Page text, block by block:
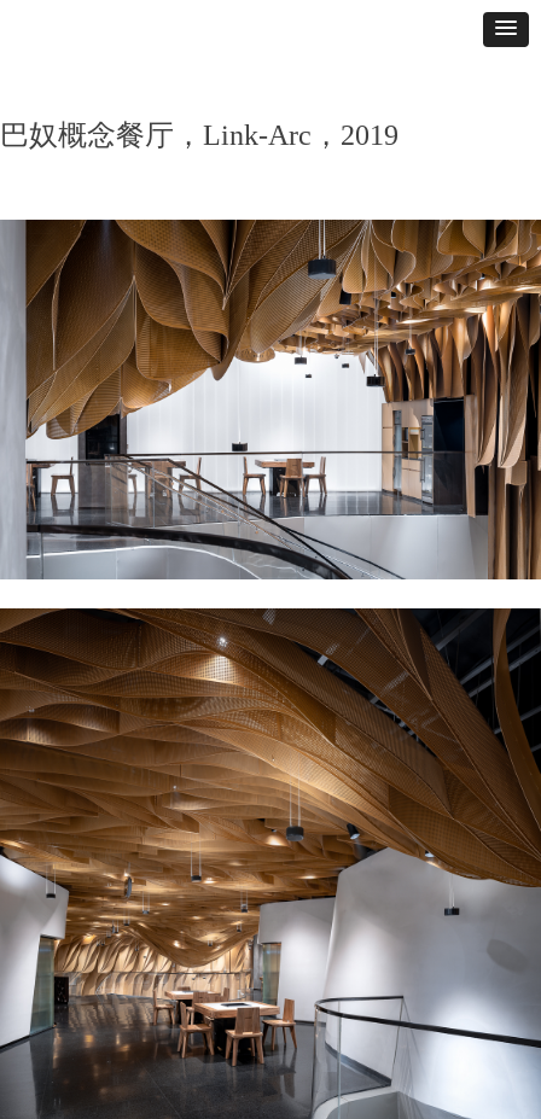
巴奴概念餐厅，Link-Arc，2019